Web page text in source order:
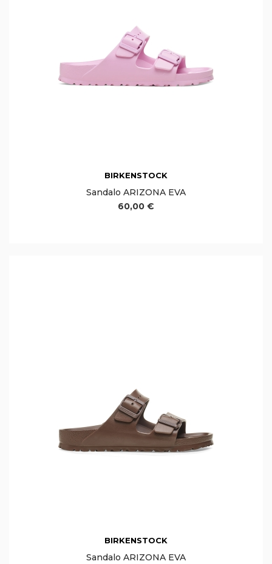
BIRKENSTOCK
Sandalo ARIZONA EVA
60,00 €
BIRKENSTOCK
Sandalo ARIZONA EVA